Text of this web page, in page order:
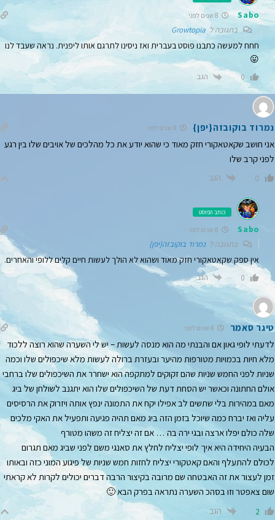
Sabo
בתגובה ל Growtopia
חחח למעשה כתבנו פוסט בעברית ואז ניסינו לתרגם אותו ליפנית. נראה שעבד לנו
😛
0 הגב
נמרוד בוקובזה{יפן}
אני חושב שקאטאקורי חזק מאוד כי שהוא יודע את כל מהלכים של אויבים שלו בין רגע
לפני קרב שלו
0 הגב
כותב הפוסט
Sabo
בתגובה לנמרוד בוקובזה{יפן}
אין ספק שקאטאקורי חזק מאוד ושהוא לא הולך לעשות חיים קלים ללופי והאחרים.
0 הגב
טיגר סאמר 8 שנים לפני
לדעתי לופי גאון אם והבנתי מה הוא מנסה לעשות – יש לי השערה שהוא רוצה ללכוד
מלא חיות בכמויות מטורפות מהיער ובעזרת ברולה לעשות מלא שיכפולים שלו וכמה
שניות לפני החמש שניות שהם זקוקים למתקפה הוא ישחרר את השיכפולים שלו ברחבי
אולם החתונה וכאשר יש הסחת דעת של השיכפולים שלו הוא יתגנב לשולחן של ביג
מאם במהירות בלי שתשים לב אפילו יקח את התמונה ינפץ אותה ויזרוק את הרסיסים
עליה ואז יברח כמה שיוכל בזמן הזה ביג מאם תהיה פגיעה ותפעיל את האקי מלכים
שלה כולם יפלו ארצה ובגי ירה בה … אם זה יצליח זה משהו מטורף
הבעיה היחידה היא איך לופי יצליח לחלץ את סאנגי משם לפני שביג מאם תגרום
לכולם להתעלף והאם קאטקורי יצליח לחזות חמש שניות של פיגוע המוני כזה ובאותו
זמן לעצור את זה האבטחה שם מרובה בקיצור הרבה דברים יכולים לקרות לא קראתי
שום צאפטר וזו בסהכ השערה נתראה בפרק הבא 🙂
2 הגב